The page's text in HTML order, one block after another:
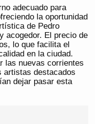
adecuado para
la oportunidad
de Pedro
acogedor. El precio de
lo que facilita el
en la ciudad.
las nuevas corrientes
artistas destacados
dejar pasar esta